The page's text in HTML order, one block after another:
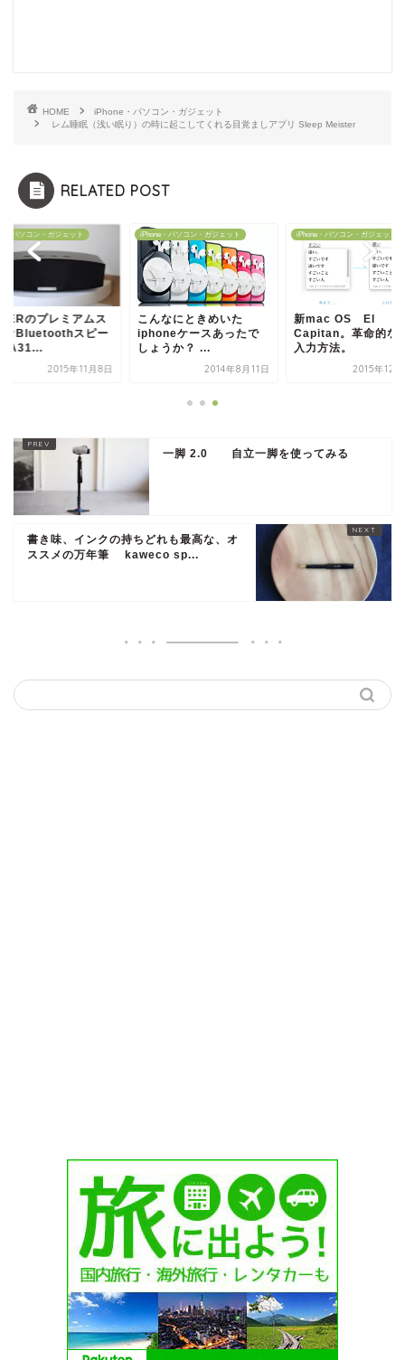
HOME
iPhone・パソコン・ガジェット
レム睡眠（浅い眠り）の時に起こしてくれる目覚ましアプリ Sleep Meister
RELATED POST
・パソコン・ガジェット
のプレミアムス
オBluetoothスピー
(A31...
2015年11月8日
iPhone・パソコン・ガジェット
こんなにときめいた
iphoneケースあったで
しょうか？ ...
2014年8月11日
iPhone・パソコン・ガジェット
新mac OS El
Capitan。革命的な
入力方法。
2015年12
一脚 2.0 自立一脚を使ってみる
書き味、インクの持ちどれも最高な、オ
ススメの万年筆 kaweco sp...